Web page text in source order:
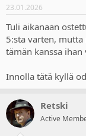
s
23.01.2026
Tuli aikanaan
5:sta varten,
tämän kanssa
Innolla tätä kyllä
Retski
Active